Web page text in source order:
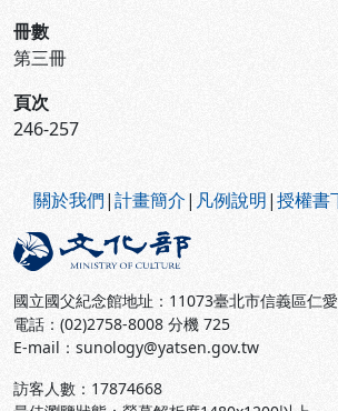
冊數
第三冊
頁次
246-257
關於我們|計畫簡介| 凡例說明|授權書
國立國父紀念館地址：11073臺北市信義區仁
電話：(02)2758-8008 分機 725
E-mail：sunology@yatsen.gov.tw
訪客人數： 17874668